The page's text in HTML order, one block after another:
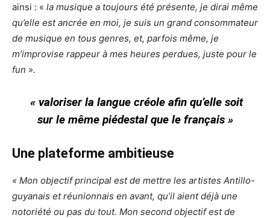
ainsi : « la musique a toujours été présente, je dirai même
qu’elle est ancrée en moi, je suis un grand consommateur
de musique en tous genres, et, parfois même, je
m’improvise rappeur à mes heures perdues, juste pour le
fun ».
« valoriser la langue créole afin qu’elle soit
sur le même piédestal que le français »
Une plateforme ambitieuse
« Mon objectif principal est de mettre les artistes Antillo-
guyanais et réunionnais en avant, qu’il aient déjà une
notoriété ou pas du tout. Mon second objectif est de